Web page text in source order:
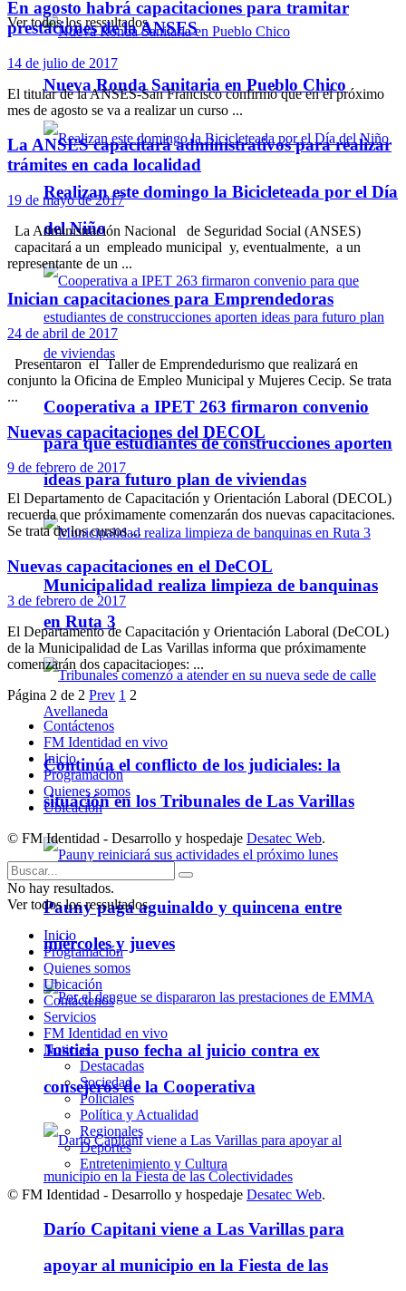
Nueva Ronda Sanitaria en Pueblo Chico
Realizan este domingo la Bicicleteada por el Día
del Niño
Cooperativa a IPET 263 firmaron convenio
para que estudiantes de construcciones aporten
ideas para futuro plan de viviendas
Municipalidad realiza limpieza de banquinas
en Ruta 3
Continúa el conflicto de los judiciales: la
situación en los Tribunales de Las Varillas
Pauny paga aguinaldo y quincena entre
miércoles y jueves
Justicia puso fecha al juicio contra ex
consejeros de la Cooperativa
Darío Capitani viene a Las Varillas para
apoyar al municipio en la Fiesta de las
Ver todos los ressultados
En agosto habrá capacitaciones para tramitar
prestaciones de la ANSES
14 de julio de 2017
El titular de la ANSES-San Francisco confirmó que en el próximo
mes de agosto se va a realizar un curso ...
La ANSES capacitará administrativos para realizar
trámites en cada localidad
19 de mayo de 2017
La Administración Nacional de Seguridad Social (ANSES)
capacitará a un empleado municipal y, eventualmente, a un
representante de un ...
Inician capacitaciones para Emprendedoras
24 de abril de 2017
Presentaron el Taller de Emprendedurismo que realizará en
conjunto la Oficina de Empleo Municipal y Mujeres Cecip. Se trata
...
Nuevas capacitaciones del DECOL
9 de febrero de 2017
El Departamento de Capacitación y Orientación Laboral (DECOL)
recuerda que próximamente comenzarán dos nuevas capacitaciones.
Se trata de los cursos ...
Nuevas capacitaciones en el DeCOL
3 de febrero de 2017
El Departamento de Capacitación y Orientación Laboral (DeCOL)
de la Municipalidad de Las Varillas informa que próximamente
comenzarán dos capacitaciones: ...
Página 2 de 2 Prev 1 2
Contáctenos
FM Identidad en vivo
Inicio
Programación
Quienes somos
Ubicación
© FM Identidad - Desarrollo y hospedaje Desatec Web.
No hay resultados.
Ver todos los ressultados
Inicio
Programación
Quienes somos
Ubicación
Contáctenos
Servicios
FM Identidad en vivo
Noticias
Destacadas
Sociedad
Policiales
Política y Actualidad
Regionales
Deportes
Entretenimiento y Cultura
© FM Identidad - Desarrollo y hospedaje Desatec Web.